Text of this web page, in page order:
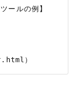
ールの例】